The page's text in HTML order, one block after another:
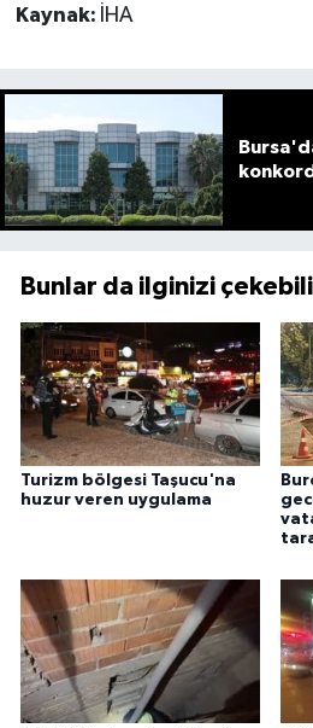
Kaynak: İHA
Bunlar da ilginizi
Turizm bölgesi Taşucu'na
huzur veren uygulama